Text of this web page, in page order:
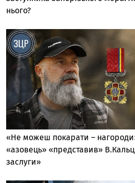
нього?
«Не можеш покарати –
«азовець» «представив»
заслуги»